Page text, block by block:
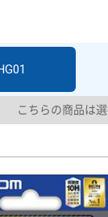
こちらの商品は